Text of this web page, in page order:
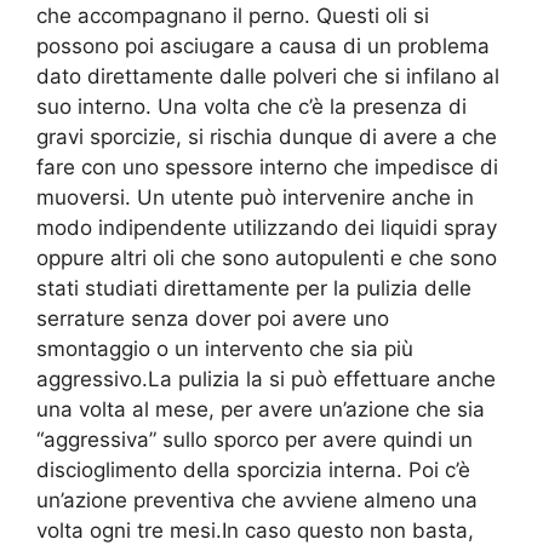
che accompagnano il perno. Questi oli si
possono poi asciugare a causa di un problema
dato direttamente dalle polveri che si infilano al
suo interno. Una volta che c’è la presenza di
gravi sporcizie, si rischia dunque di avere a che
fare con uno spessore interno che impedisce di
muoversi. Un utente può intervenire anche in
modo indipendente utilizzando dei liquidi spray
oppure altri oli che sono autopulenti e che sono
stati studiati direttamente per la pulizia delle
serrature senza dover poi avere uno
smontaggio o un intervento che sia più
aggressivo.La pulizia la si può effettuare anche
una volta al mese, per avere un’azione che sia
“aggressiva” sullo sporco per avere quindi un
discioglimento della sporcizia interna. Poi c’è
un’azione preventiva che avviene almeno una
volta ogni tre mesi.In caso questo non basta,